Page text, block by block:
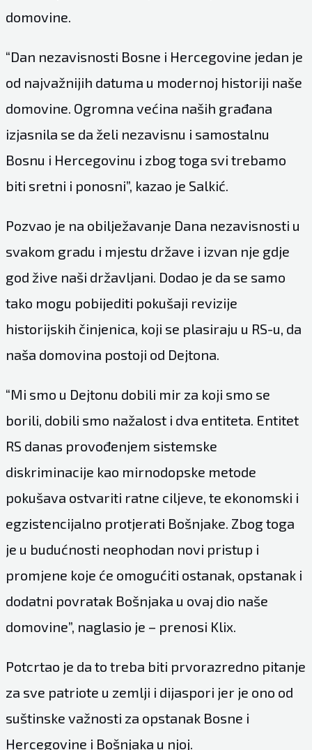
domovine.
“Dan nezavisnosti Bosne i Hercegovine jedan je
od najvažnijih datuma u modernoj historiji naše
domovine. Ogromna većina naših građana
izjasnila se da želi nezavisnu i samostalnu
Bosnu i Hercegovinu i zbog toga svi trebamo
biti sretni i ponosni”, kazao je Salkić.
Pozvao je na obilježavanje Dana nezavisnosti u
svakom gradu i mjestu države i izvan nje gdje
god žive naši državljani. Dodao je da se samo
tako mogu pobijediti pokušaji revizije
historijskih činjenica, koji se plasiraju u RS-u, da
naša domovina postoji od Dejtona.
“Mi smo u Dejtonu dobili mir za koji smo se
borili, dobili smo nažalost i dva entiteta. Entitet
RS danas provođenjem sistemske
diskriminacije kao mirnodopske metode
pokušava ostvariti ratne ciljeve, te ekonomski i
egzistencijalno protjerati Bošnjake. Zbog toga
je u budućnosti neophodan novi pristup i
promjene koje će omogućiti ostanak, opstanak i
dodatni povratak Bošnjaka u ovaj dio naše
domovine”, naglasio je – prenosi Klix.
Potcrtao je da to treba biti prvorazredno pitanje
za sve patriote u zemlji i dijaspori jer je ono od
suštinske važnosti za opstanak Bosne i
Hercegovine i Bošnjaka u njoj.